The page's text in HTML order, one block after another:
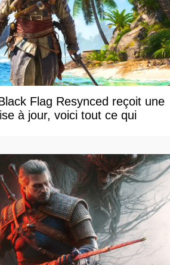
Flag Resynced reçoit une
à jour, voici tout ce qui